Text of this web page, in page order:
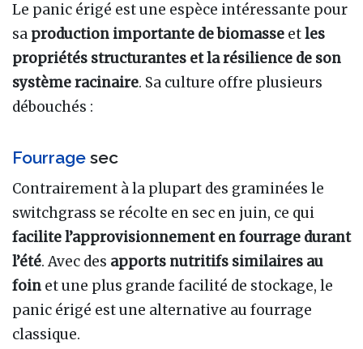
Le panic érigé est une espèce intéressante pour
sa production importante de biomasse etles
propriétés structurantes et la résilience de son
système racinaire. Sa culture offre plusieurs
débouchés :
Fourrage sec
Contrairement à la plupart des graminées le
switchgrass se récolte en sec en juin, ce qui
facilite l’approvisionnement en fourrage durant
l’été. Avec des apports nutritifs similaires au
foin et une plus grande facilité de stockage, le
panic érigé est une alternative au fourrage
classique.